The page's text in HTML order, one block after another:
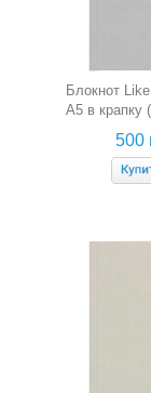
Блокнот
A5 в крапку
м2)
500